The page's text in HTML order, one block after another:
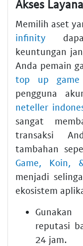
Akses
Memilih aset
infinity
keuntungan
Anda pemain
top up game
pengguna
neteller
sangat
transaksi
tambahan
Game, Koin,
menjadi
ekosistem
reputasi
24 jam.